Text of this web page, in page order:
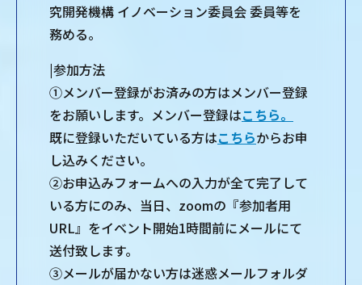
究開発機構 イノベーション委員会 委員等を
務める。
|参加方法
①メンバー登録がお済みの方はメンバー登録
をお願いします。メンバー登録はこちら。
既に登録いただいている方はこちらからお申
し込みください。
②お申込みフォームへの入力が全て完了して
いる方にのみ、当日、zoomの『参加者用
URL』をイベント開始1時間前にメールにて
送付致します。
③メールが届かない方は迷惑メールフォルダ